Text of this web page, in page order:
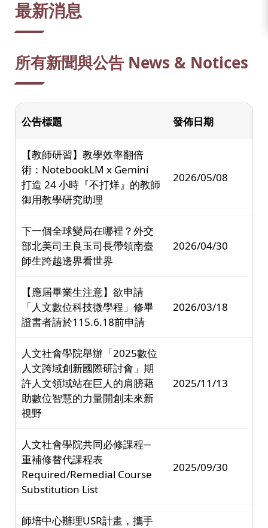
最新消息
所有新聞與公告 News & Notices
公告標題 發佈日期
【教師研習】教學效率翻倍
術：NotebookLM x Gemini
打造 24 小時『不打烊』的教師
御用教學研究助理
2026/05/08
下一個全球變局在哪裡？外交
部北美司王良玉司長帶領南臺
師生跨越邊界看世界
2026/04/30
【應屆畢業生注意】欲申請
「人文數位科技微學程」修畢
證書者請於115.6.18前申請
2026/03/18
人文社會學院舉辦「2025數位
人文跨域創新國際研討會」期
許人文領域站在巨人的肩膀藉
助數位智慧的力量開創未來新
視野
2025/11/13
人文社會學院共同必修課程─
重補修替代課程表
Required/Remedial Course
Substitution List
2025/09/30
師培中心辦理USR計畫，攜手